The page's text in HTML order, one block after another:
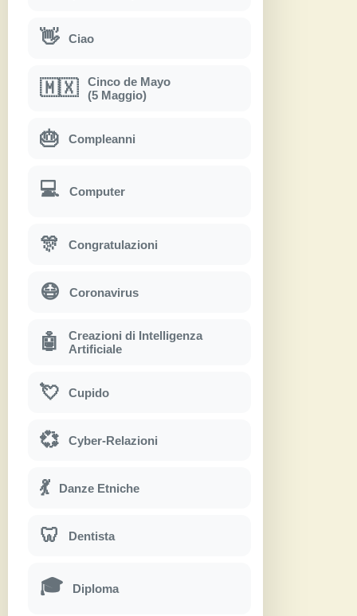
👋 Ciao
🇲🇽
Cinco de Mayo
(5 Maggio)
🎂 Compleanni
💻 Computer
🎊 Congratulazioni
😷 Coronavirus
🤖
Creazioni di Intelligenza
Artificiale
💘 Cupido
💞 Cyber-Relazioni
💃 Danze Etniche
🦷 Dentista
🎓 Diploma